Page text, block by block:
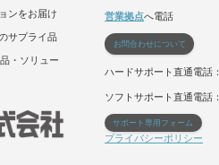
ンをお届け
サプライ品
・ソリュー
営業拠点へ電話
お問合わせについて
ハードサポート直通電話
ソフトサポート直通電話
サポート専用フォーム
プライバシーポリシー